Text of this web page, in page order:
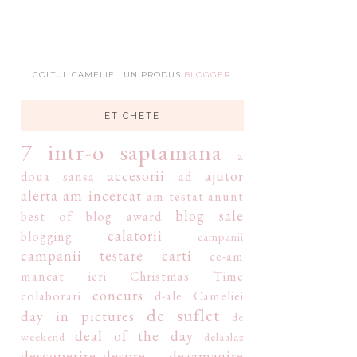
COLTUL CAMELIEI. UN PRODUS BLOGGER.
ETICHETE
7 intr-o saptamana
a
doua sansa
accesorii ad
ajutor
alerta am incercat am testat anunt
best of
blog award blog sale
blogging calatorii campanii
campanii testare carti
ce-am
mancat ieri
Christmas Time
colaborari
concurs d-ale Cameliei
day in pictures de suflet
de
weekend
deal of the day delaalaz